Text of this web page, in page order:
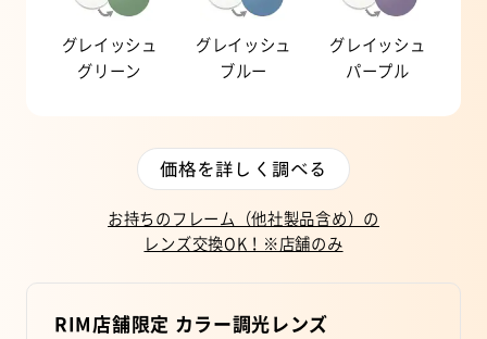
グレイッシュ
グリーン
グレイッシュ
ブルー
グレイッシュ
パープル
価格を詳しく調べる
お持ちのフレーム（他社製品含め）の
レンズ交換OK！※店舗のみ
RIM店舗限定 カラー調光レンズ